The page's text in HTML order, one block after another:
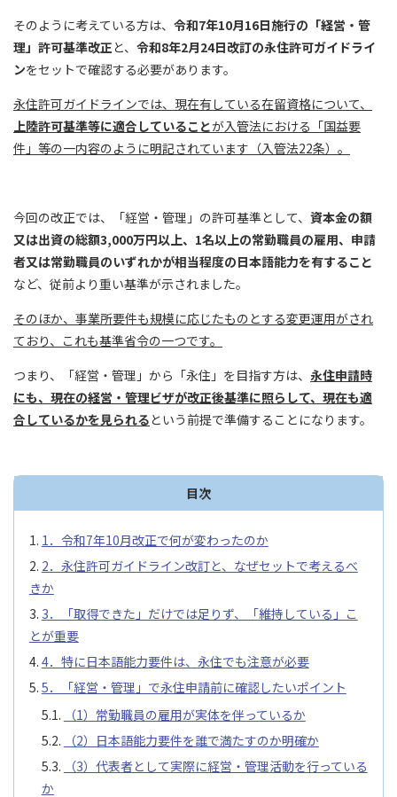
そのように考えている方は、 令和7年10月16日施行の「経営・管
理」許可基準改正と、 令和8年2月24日改訂の永住許可ガイドライ
ンをセットで確認する必要があります。
永住許可ガイドラインでは、現在有している在留資格について、
上陸許可基準等に適合していることが入管法における「国益要
件」等の一内容のように明記されています（入管法22条）。
今回の改正では、「経営・管理」の許可基準として、 資本金の額
又は出資の総額3,000万円以上、1名以上の常勤職員の雇用、申請
者又は常勤職員のいずれかが相当程度の日本語能力を有すること
など、従前より重い基準が示されました。
そのほか、事業所要件も規模に応じたものとする変更運用がされ
ており、これも基準省令の一つです。
つまり、「経営・管理」から「永住」を目指す方は、 永住申請時
にも、現在の経営・管理ビザが改正後基準に照らして、現在も適
合しているかを見られるという前提で準備することになります。
目次
1．令和7年10月改正で何が変わったのか
2．永住許可ガイドライン改訂と、なぜセットで考えるべ
きか
3．「取得できた」だけでは足りず、「維持している」こ
とが重要
4．特に日本語能力要件は、永住でも注意が必要
5．「経営・管理」で永住申請前に確認したいポイント
（1）常勤職員の雇用が実体を伴っているか
（2）日本語能力要件を誰で満たすのか明確か
（3）代表者として実際に経営・管理活動を行っている
か